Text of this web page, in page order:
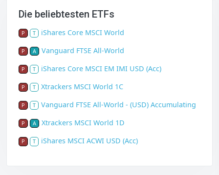
Die beliebtesten ETFs
P T iShares Core MSCI World
P A Vanguard FTSE All-World
P T iShares Core MSCI EM IMI USD (Acc)
P T Xtrackers MSCI World 1C
P T Vanguard FTSE All-World - (USD) Accumulating
P A Xtrackers MSCI World 1D
P T iShares MSCI ACWI USD (Acc)